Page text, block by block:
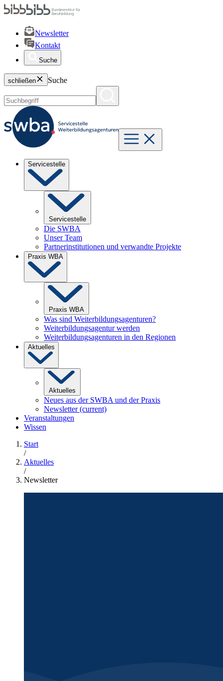
Newsletter
Kontakt
Suche
schließen Suche
Servicestelle
Servicestelle
Die SWBA
Unser Team
Partnerinstitutionen und verwandte Projekte
Praxis WBA
Praxis WBA
Was sind Weiterbildungsagenturen?
Weiterbildungsagentur werden
Weiterbildungsagenturen in den Regionen
Aktuelles
Aktuelles
Neues aus der SWBA und der Praxis
Newsletter(current)
Veranstaltungen
Wissen
Start
/
Aktuelles
/
Newsletter